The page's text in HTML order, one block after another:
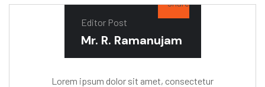
Editor Post
Mr. R. Ramanujam
Lorem ipsum dolor sit amet, consectetur